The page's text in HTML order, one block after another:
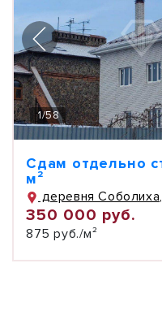
1/58
Сдам отдельно
м²
деревня
350 000 руб.
875 руб./м²